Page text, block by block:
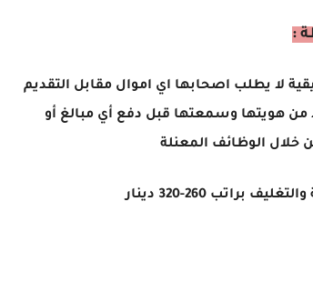
:
لا يطلب اصحابها اي اموال مقابل التقديم
من هويتها وسمعتها قبل دفع أي مبالغ أو
الوظائف المعنلة
260-320 دينار